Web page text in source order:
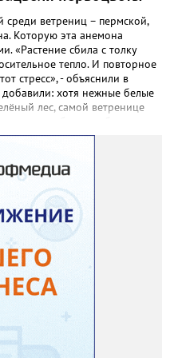
вокруг куртины, лаванда
секрет – этот символ
Добавляйте в посадочную
дренаж. В первый год
чтобы силы куста
А со второго года
Фото: Екатерина Бойко,
Обсуждение новости здесь
ветрениц – пермской,
Которую эта анемона
«Растение сбила с толку
тепло. И повторное
стресс», - объяснили в
хотя нежные белые
лес, самой ветренице